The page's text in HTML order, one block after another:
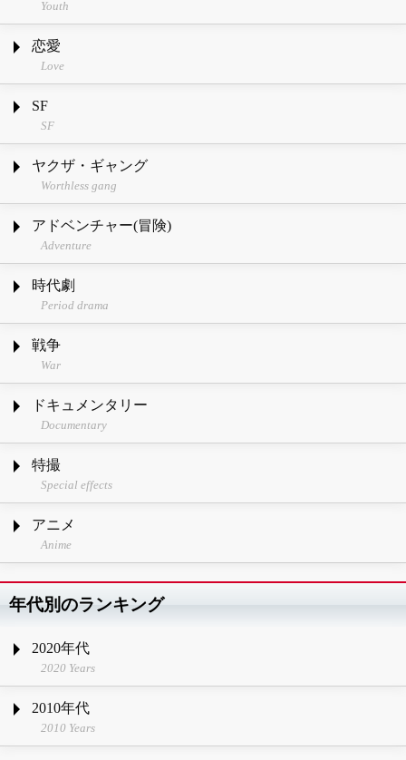
Youth
恋愛
Love
SF
SF
ヤクザ・ギャング
Worthless gang
アドベンチャー(冒険)
Adventure
時代劇
Period drama
戦争
War
ドキュメンタリー
Documentary
特撮
Special effects
アニメ
Anime
年代別のランキング
2020年代
2020 Years
2010年代
2010 Years